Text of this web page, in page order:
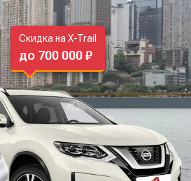
Скидка на X-Trail
до 700 000 ₽